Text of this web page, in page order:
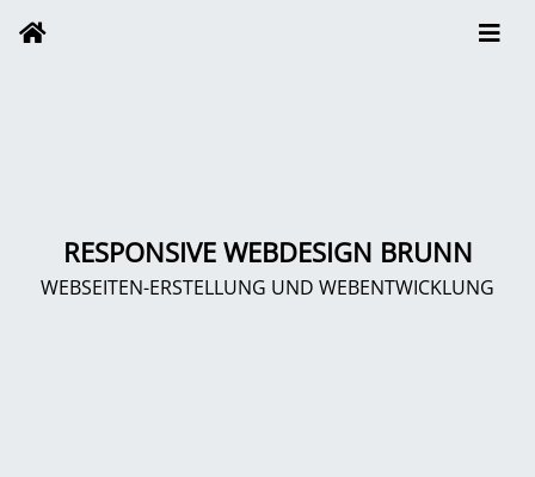
RESPONSIVE WEBDESIGN BRUNN
WEBSEITEN-ERSTELLUNG UND WEBENTWICKLUNG